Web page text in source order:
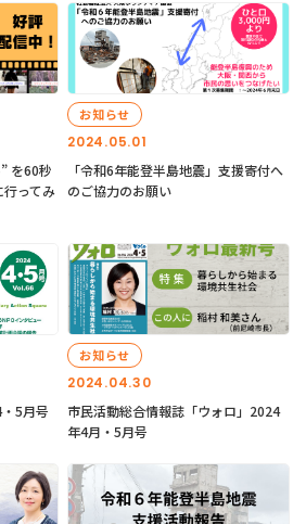
を60秒
ってみ
2024.05.01
お知らせ
「令和6年能登半島地震」支援寄付へ
のご協力のお願い
・5月号
2024.04.30
お知らせ
市民活動総合情報誌「ウォロ」2024
年4月・5月号